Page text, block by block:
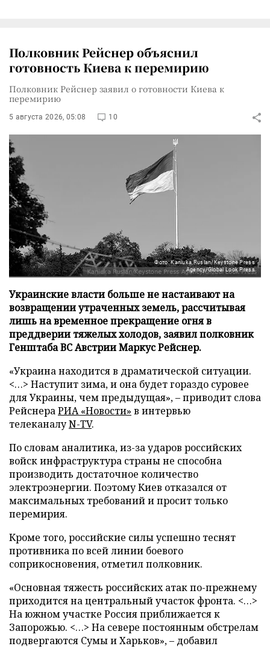
Полковник Рейснер объяснил
готовность Киева к перемирию
Полковник Рейснер заявил о готовности Киева к
перемирию
5 августа 2026, 05:08 10
Фото: Kaniuka Ruslan/Keystone Press
Agency/Global Look Press
Украинские власти больше не настаивают на
возвращении утраченных земель, рассчитывая
лишь на временное прекращение огня в
преддверии тяжелых холодов, заявил полковник
Генштаба ВС Австрии Маркус Рейснер.
«Украина находится в драматической ситуации.
<…> Наступит зима, и она будет гораздо суровее
для Украины, чем предыдущая», – приводит слова
РейснераРИА «Новости» в интервью
телеканалуN-TV.
По словам аналитика, из-за ударов российских
войск инфраструктура страны не способна
производить достаточное количество
электроэнергии. Поэтому Киев отказался от
максимальных требований и просит только
перемирия.
Кроме того, российские силы успешно теснят
противника по всей линии боевого
соприкосновения, отметил полковник.
«Основная тяжесть российских атак по-прежнему
приходится на центральный участок фронта. <…>
На южном участке Россия приближается к
Запорожью. <…> На севере постоянным обстрелам
подвергаются Сумы и Харьков», – добавил